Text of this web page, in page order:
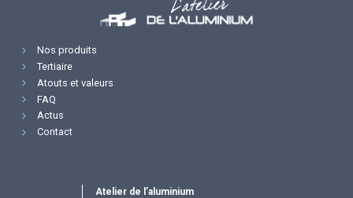
Nos produits
Tertiaire
Atouts et valeurs
FAQ
Actus
Contact
Atelier de l’aluminium